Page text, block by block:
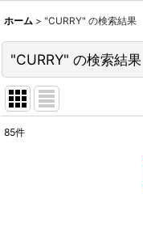
ホーム > "CURRY" の検索結果
"CURRY" の検索結果
85件